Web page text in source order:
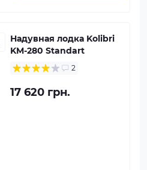
Надувная лодка Kolibri
KM-280 Standart
2
17 620 грн.